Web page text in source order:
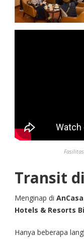
Transit
Menginap di
Hotels & Resorts
Hanya beberapa